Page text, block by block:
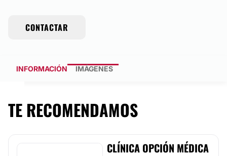
CONTACTAR
INFORMACIÓN IMÁGENES
TE RECOMENDAMOS
CLÍNICA OPCIÓN MÉDICA